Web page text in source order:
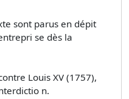
sont parus en dépit
se dès la
Louis XV (1757),
n.